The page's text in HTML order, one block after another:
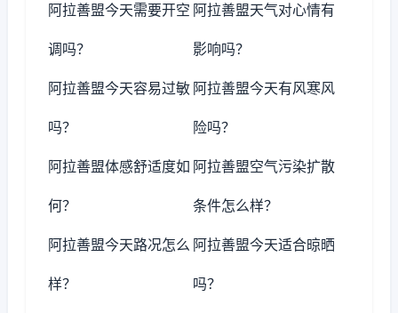
阿拉善盟今天需要开空
调吗？
阿拉善盟天气对心情有
影响吗？
阿拉善盟今天容易过敏
吗？
阿拉善盟今天有风寒风
险吗？
阿拉善盟体感舒适度如
何？
阿拉善盟空气污染扩散
条件怎么样？
阿拉善盟今天路况怎么
样？
阿拉善盟今天适合晾晒
吗？